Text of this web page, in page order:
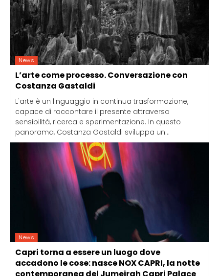
News
L’arte come processo. Conversazione con
Costanza Gastaldi
L'arte è un linguaggio in continua trasformazione,
capace di raccontare il presente attraverso
sensibilità, ricerca e sperimentazione. In questo
panorama, Costanza Gastaldi sviluppa un...
News
Capri torna a essere un luogo dove
accadono le cose: nasce NOX CAPRI, la notte